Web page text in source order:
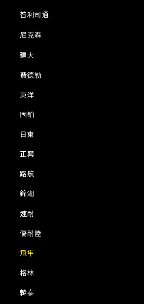
普利司通
尼克森
建大
費德勒
東洋
固鉑
日東
正興
路航
錦湖
速耐
優耐陸
飛隼
格林
韓泰